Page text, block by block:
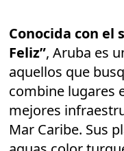
Conocida con el
Feliz”, Aruba es
aquellos que
combine lugares
mejores
Mar Caribe. Sus